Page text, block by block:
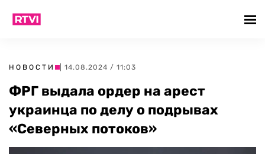
НОВОСТИ | 14.08.2024 / 11:03
ФРГ выдала ордер на арест
украинца по делу о подрывах
«Северных потоков»